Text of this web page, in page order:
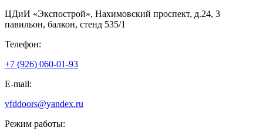
ЦДиИ «Экспострой», Нахимовский проспект, д.24, 3
павильон, балкон, стенд 535/1
Телефон:
+7 (926) 060-01-93
E-mail:
vfddoors@yandex.ru
Режим работы: